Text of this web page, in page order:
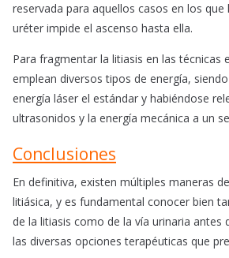
reservada para aquellos casos en los
uréter impide el ascenso hasta ella.
Para fragmentar la litiasis en las técnicas
emplean diversos tipos de energía,
energía láser el estándar y habiéndose
ultrasonidos y la energía mecánica a un
Conclusiones
En definitiva, existen múltiples maneras
litiásica, y es fundamental conocer bien
de la litiasis como de la vía urinaria antes
las diversas opciones terapéuticas que